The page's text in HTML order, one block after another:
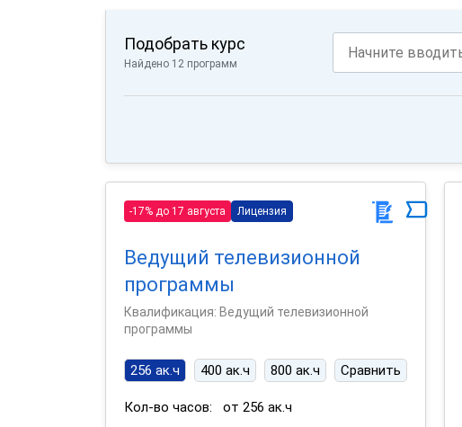
Подобрать курс
Найдено 12 программ
-17% до 17 августа Лицензия
Ведущий телевизионной
программы
Квалификация: Ведущий телевизионной
программы
256 ак.ч 400 ак.ч 800 ак.ч Сравнить
Кол-во часов:
от 256 ак.ч